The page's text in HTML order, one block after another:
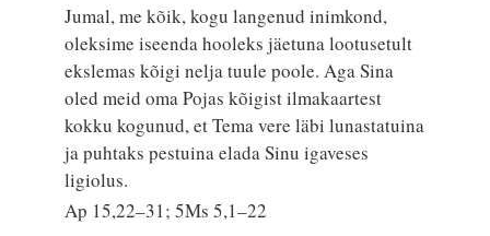
Jumal, me kõik, kogu langenud inimkond,
oleksime iseenda hooleks jäetuna lootusetult
ekslemas kõigi nelja tuule poole. Aga Sina
oled meid oma Pojas kõigist ilmakaartest
kokku kogunud, et Tema vere läbi lunastatuina
ja puhtaks pestuina elada Sinu igaveses
ligiolus.
Ap 15,22–31; 5Ms 5,1–22